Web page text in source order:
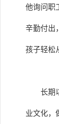
他询问职
辛勤付出
孩子轻松
长期
业文化，